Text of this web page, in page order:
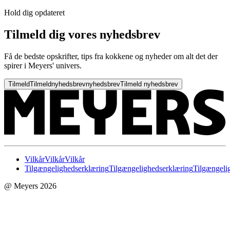
Hold dig opdateret
Tilmeld dig vores nyhedsbrev
Få de bedste opskrifter, tips fra kokkene og nyheder om alt det der
spirer i Meyers' univers.
TilmeldTilmeldnyhedsbrevnyhedsbrevTilmeld nyhedsbrev
VilkårVilkårVilkår
TilgængelighedserklæringTilgængelighedserklæring
@ Meyers 2026